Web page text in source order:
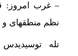
– غرب امروز:
نظم منطقهای
تله